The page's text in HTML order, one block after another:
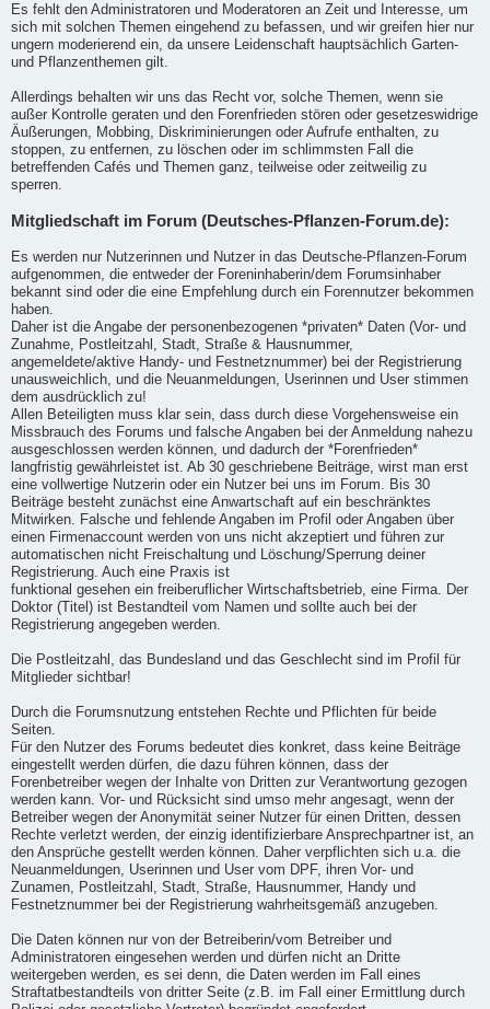
Es fehlt den Administratoren und Moderatoren an Zeit und Interesse, um
sich mit solchen Themen eingehend zu befassen, und wir greifen hier nur
ungern moderierend ein, da unsere Leidenschaft hauptsächlich Garten-
und Pflanzenthemen gilt.
Allerdings behalten wir uns das Recht vor, solche Themen, wenn sie
außer Kontrolle geraten und den Forenfrieden stören oder gesetzeswidrige
Äußerungen, Mobbing, Diskriminierungen oder Aufrufe enthalten, zu
stoppen, zu entfernen, zu löschen oder im schlimmsten Fall die
betreffenden Cafés und Themen ganz, teilweise oder zeitweilig zu
sperren.
Mitgliedschaft im Forum (Deutsches-Pflanzen-Forum.de):
Es werden nur Nutzerinnen und Nutzer in das Deutsche-Pflanzen-Forum
aufgenommen, die entweder der Foreninhaberin/dem Forumsinhaber
bekannt sind oder die eine Empfehlung durch ein Forennutzer bekommen
haben.
Daher ist die Angabe der personenbezogenen *privaten* Daten (Vor- und
Zunahme, Postleitzahl, Stadt, Straße & Hausnummer,
angemeldete/aktive Handy- und Festnetznummer) bei der Registrierung
unausweichlich, und die Neuanmeldungen, Userinnen und User stimmen
dem ausdrücklich zu!
Allen Beteiligten muss klar sein, dass durch diese Vorgehensweise ein
Missbrauch des Forums und falsche Angaben bei der Anmeldung nahezu
ausgeschlossen werden können, und dadurch der *Forenfrieden*
langfristig gewährleistet ist. Ab 30 geschriebene Beiträge, wirst man erst
eine vollwertige Nutzerin oder ein Nutzer bei uns im Forum. Bis 30
Beiträge besteht zunächst eine Anwartschaft auf ein beschränktes
Mitwirken. Falsche und fehlende Angaben im Profil oder Angaben über
einen Firmenaccount werden von uns nicht akzeptiert und führen zur
automatischen nicht Freischaltung und Löschung/Sperrung deiner
Registrierung. Auch eine Praxis ist
funktional gesehen ein freiberuflicher Wirtschaftsbetrieb, eine Firma. Der
Doktor (Titel) ist Bestandteil vom Namen und sollte auch bei der
Registrierung angegeben werden.
Die Postleitzahl, das Bundesland und das Geschlecht sind im Profil für
Mitglieder sichtbar!
Durch die Forumsnutzung entstehen Rechte und Pflichten für beide
Seiten.
Für den Nutzer des Forums bedeutet dies konkret, dass keine Beiträge
eingestellt werden dürfen, die dazu führen können, dass der
Forenbetreiber wegen der Inhalte von Dritten zur Verantwortung gezogen
werden kann. Vor- und Rücksicht sind umso mehr angesagt, wenn der
Betreiber wegen der Anonymität seiner Nutzer für einen Dritten, dessen
Rechte verletzt werden, der einzig identifizierbare Ansprechpartner ist, an
den Ansprüche gestellt werden können. Daher verpflichten sich u.a. die
Neuanmeldungen, Userinnen und User vom DPF, ihren Vor- und
Zunamen, Postleitzahl, Stadt, Straße, Hausnummer, Handy und
Festnetznummer bei der Registrierung wahrheitsgemäß anzugeben.
Die Daten können nur von der Betreiberin/vom Betreiber und
Administratoren eingesehen werden und dürfen nicht an Dritte
weitergeben werden, es sei denn, die Daten werden im Fall eines
Straftatbestandteils von dritter Seite (z.B. im Fall einer Ermittlung durch